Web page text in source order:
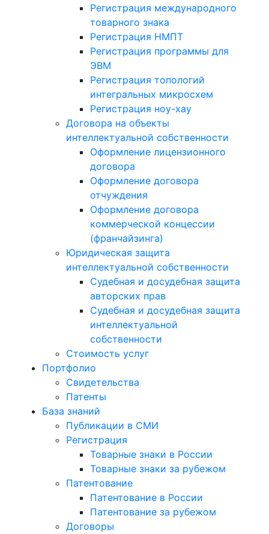
Регистрация международного
товарного знака
Регистрация НМПТ
Регистрация программы для
ЭВМ
Регистрация топологий
интегральных микросхем
Регистрация ноу-хау
Договора на объекты
интеллектуальной собственности
Оформление лицензионного
договора
Оформление договора
отчуждения
Оформление договора
коммерческой концессии
(франчайзинга)
Юридическая защита
интеллектуальной собственности
Судебная и досудебная защита
авторских прав
Судебная и досудебная защита
интеллектуальной
собственности
Стоимость услуг
Портфолио
Свидетельства
Патенты
База знаний
Публикации в СМИ
Регистрация
Товарные знаки в России
Товарные знаки за рубежом
Патентование
Патентование в России
Патентование за рубежом
Договоры